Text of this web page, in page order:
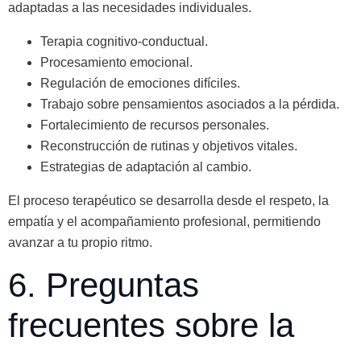
adaptadas a las necesidades individuales.
Terapia cognitivo-conductual.
Procesamiento emocional.
Regulación de emociones difíciles.
Trabajo sobre pensamientos asociados a la pérdida.
Fortalecimiento de recursos personales.
Reconstrucción de rutinas y objetivos vitales.
Estrategias de adaptación al cambio.
El proceso terapéutico se desarrolla desde el respeto, la
empatía y el acompañamiento profesional, permitiendo
avanzar a tu propio ritmo.
6. Preguntas
frecuentes sobre la